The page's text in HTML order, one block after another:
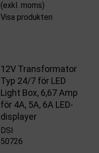
(exkl. moms)
Visa produkten
12V Transformator
Typ 24/7 för LED
Light Box, 6,67 Amp
för 4A, 5A, 6A LED-
displayer
DSI
50726